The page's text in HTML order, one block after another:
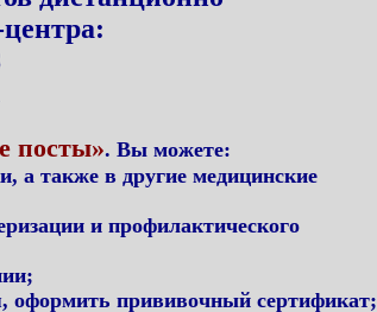
посты». Вы можете:
а также в другие медицинские
и профилактического
оформить прививочный сертификат;